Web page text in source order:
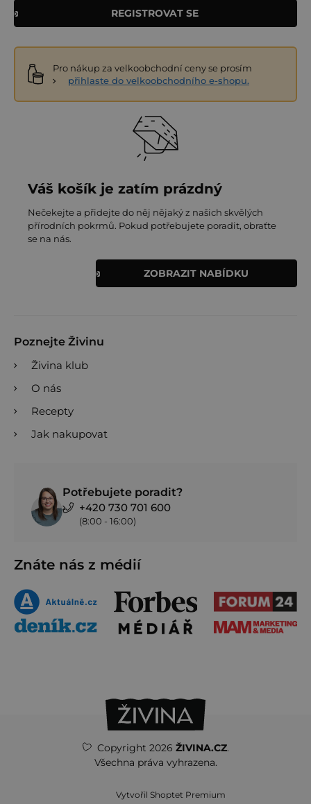
REGISTROVAT SE
Pro nákup za velkoobchodní ceny se prosím
přihlaste do velkoobchodního e-shopu.
Váš košík je zatím prázdný
Nečekejte a přidejte do něj nějaký z našich skvělých
přírodních pokrmů. Pokud potřebujete poradit, obraťte
se na nás.
ZOBRAZIT NABÍDKU
Poznejte Živinu
Živina klub
O nás
Recepty
Jak nakupovat
Potřebujete poradit?
+420 730 701 600
(8:00 - 16:00)
Znáte nás z médií
Vytvořil Shoptet Premium
Copyright 2026 ŽIVINA.CZ.
Všechna práva vyhrazena.